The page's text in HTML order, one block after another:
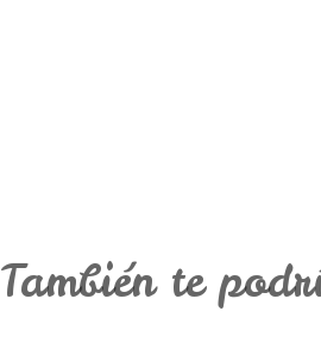
También te